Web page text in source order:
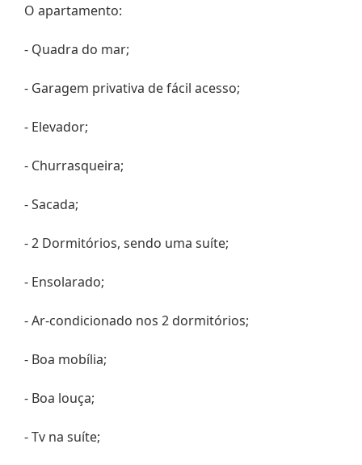
O apartamento:
- Quadra do mar;
- Garagem privativa de fácil acesso;
- Elevador;
- Churrasqueira;
- Sacada;
- 2 Dormitórios, sendo uma suíte;
- Ensolarado;
- Ar-condicionado nos 2 dormitórios;
- Boa mobília;
- Boa louça;
- Tv na suíte;